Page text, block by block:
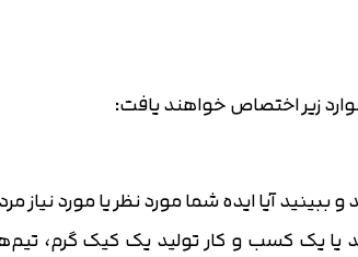
زیر اختصاص خواهند یافت:
آیا ایده شما مورد نظر یا مورد نیاز
یک کسب و کار تولید یک کیک گرم،